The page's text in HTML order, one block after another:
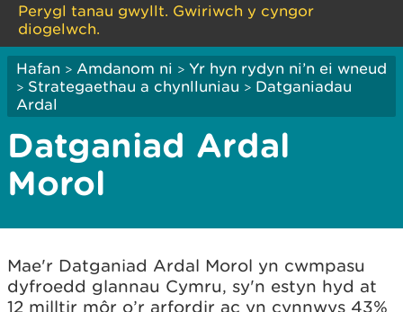
Perygl tanau gwyllt. Gwiriwch y cyngor
diogelwch.
Hafan > Amdanom ni > Yr hyn rydyn ni’n ei wneud
> Strategaethau a chynlluniau > Datganiadau
Ardal
Datganiad Ardal
Morol
Mae'r Datganiad Ardal Morol ​yn cwmpasu
dyfroedd glannau Cymru, sy'n estyn hyd at
12 milltir môr o’r arfordir ac yn cynnwys 43%